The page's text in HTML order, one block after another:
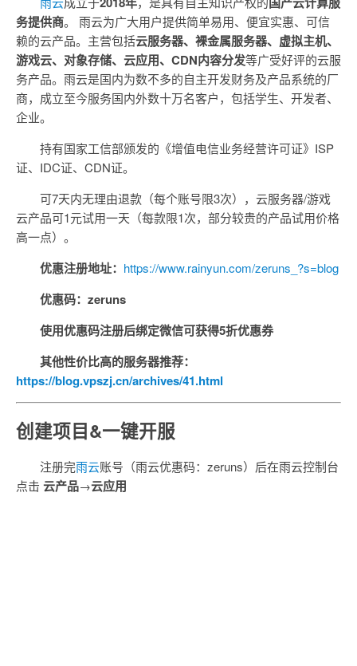
务提供商。 雨云为广大用户提供简单易用、便宜实惠、可信
赖的云产品。主营包括云服务器、裸金属服务器、虚拟主机、
游戏云、对象存储、云应用、CDN内容分发等广受好评的云服
务产品。雨云是国内为数不多的自主开发财务及产品系统的厂
商，成立至今服务国内外数十万名客户，包括学生、开发者、
企业。
持有国家工信部颁发的《增值电信业务经营许可证》ISP
证、IDC证、CDN证。
可7天内无理由退款（每个账号限3次），云服务器/游戏
云产品可1元试用一天（每款限1次，部分较贵的产品试用价格
高一点）。
优惠注册地址： https://www.rainyun.com/zeruns_?s=blog
优惠码：zeruns
使用优惠码注册后绑定微信可获得5折优惠券
其他性价比高的服务器推荐：
https://blog.vpszj.cn/archives/41.html
创建项目&一键开服
注册完雨云账号（雨云优惠码：zeruns）后在雨云控制台
点击 云产品→云应用